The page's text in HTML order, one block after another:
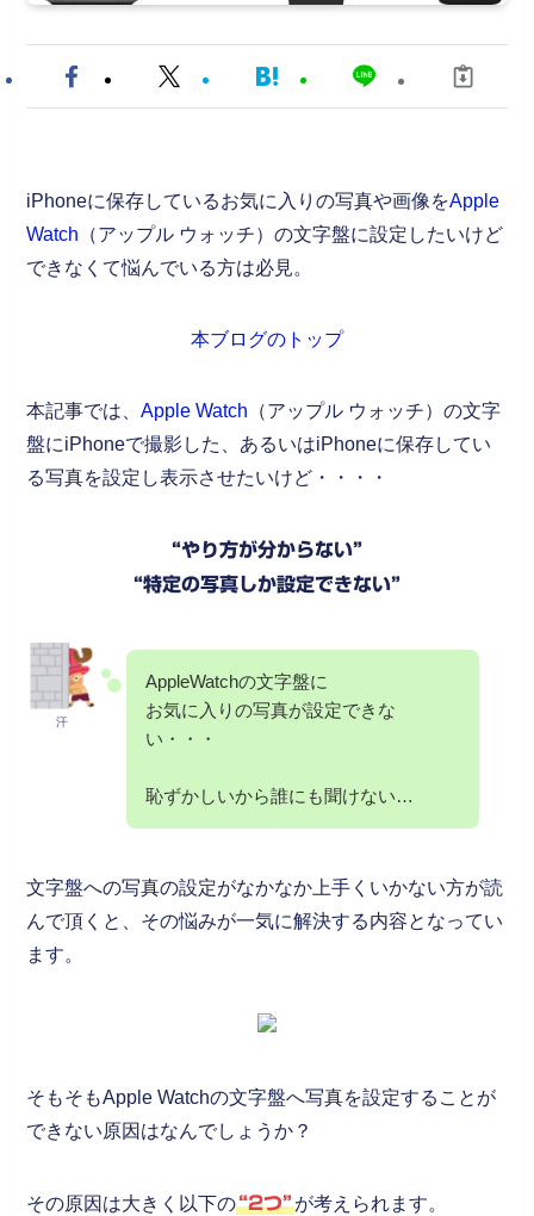
iPhoneに保存しているお気に入りの写真や画像をApple
Watch （アップル ウォッチ）の文字盤に設定したいけど
できなくて悩んでいる方は必見。
本ブログのトップ
本記事では、Apple Watch （アップル ウォッチ）の文字
盤にiPhoneで撮影した、あるいはiPhoneに保存してい
る写真を設定し表示させたいけど・・・・
“やり方が分からない”
“特定の写真しか設定できない”
汗
AppleWatchの文字盤に
お気に入りの写真が設定できな
い・・・
恥ずかしいから誰にも聞けない…
文字盤への写真の設定がなかなか上手くいかない方が読
んで頂くと、その悩みが一気に解決する内容となってい
ます。
そもそもApple Watchの文字盤へ写真を設定することが
できない原因はなんでしょうか？
その原因は大きく以下の“2つ”が考えられます。